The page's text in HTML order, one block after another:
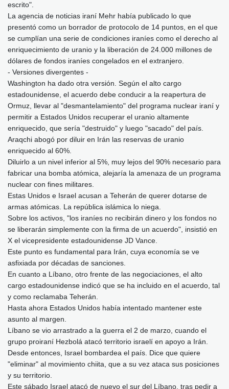
escrito".
La agencia de noticias iraní Mehr había publicado lo que
presentó como un borrador de protocolo de 14 puntos, en el que
se cumplían una serie de condiciones iraníes como el derecho al
enriquecimiento de uranio y la liberación de 24.000 millones de
dólares de fondos iraníes congelados en el extranjero.
- Versiones divergentes -
Washington ha dado otra versión. Según el alto cargo
estadounidense, el acuerdo debe conducir a la reapertura de
Ormuz, llevar al "desmantelamiento" del programa nuclear iraní y
permitir a Estados Unidos recuperar el uranio altamente
enriquecido, que sería "destruido" y luego "sacado" del país.
Araqchi abogó por diluir en Irán las reservas de uranio
enriquecido al 60%.
Diluirlo a un nivel inferior al 5%, muy lejos del 90% necesario para
fabricar una bomba atómica, alejaría la amenaza de un programa
nuclear con fines militares.
Estas Unidos e Israel acusan a Teherán de querer dotarse de
armas atómicas. La república islámica lo niega.
Sobre los activos, "los iraníes no recibirán dinero y los fondos no
se liberarán simplemente con la firma de un acuerdo", insistió en
X el vicepresidente estadounidense JD Vance.
Este punto es fundamental para Irán, cuya economía se ve
asfixiada por décadas de sanciones.
En cuanto a Líbano, otro frente de las negociaciones, el alto
cargo estadounidense indicó que se ha incluido en el acuerdo, tal
y como reclamaba Teherán.
Hasta ahora Estados Unidos había intentado mantener este
asunto al margen.
Líbano se vio arrastrado a la guerra el 2 de marzo, cuando el
grupo proiraní Hezbolá atacó territorio israelí en apoyo a Irán.
Desde entonces, Israel bombardea el país. Dice que quiere
"eliminar" al movimiento chiita, que a su vez ataca sus posiciones
y su territorio.
Este sábado Israel atacó de nuevo el sur del Líbano, tras pedir a